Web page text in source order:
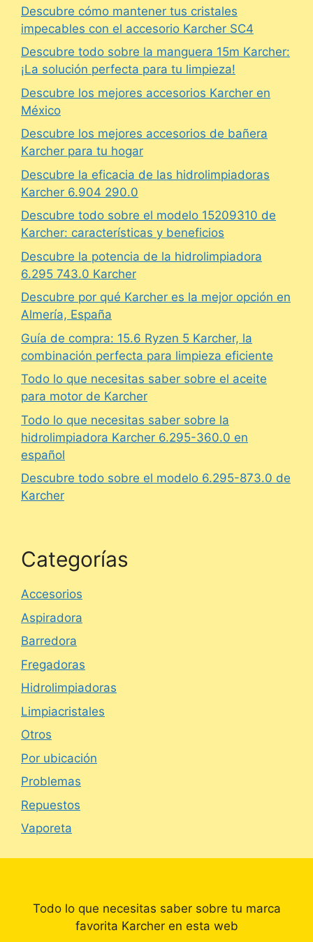
Descubre cómo mantener tus cristales
impecables con el accesorio Karcher SC4
Descubre todo sobre la manguera 15m Karcher:
¡La solución perfecta para tu limpieza!
Descubre los mejores accesorios Karcher en
México
Descubre los mejores accesorios de bañera
Karcher para tu hogar
Descubre la eficacia de las hidrolimpiadoras
Karcher 6.904 290.0
Descubre todo sobre el modelo 15209310 de
Karcher: características y beneficios
Descubre la potencia de la hidrolimpiadora
6.295 743.0 Karcher
Descubre por qué Karcher es la mejor opción en
Almería, España
Guía de compra: 15.6 Ryzen 5 Karcher, la
combinación perfecta para limpieza eficiente
Todo lo que necesitas saber sobre el aceite
para motor de Karcher
Todo lo que necesitas saber sobre la
hidrolimpiadora Karcher 6.295-360.0 en
español
Descubre todo sobre el modelo 6.295-873.0 de
Karcher
Categorías
Accesorios
Aspiradora
Barredora
Fregadoras
Hidrolimpiadoras
Limpiacristales
Otros
Por ubicación
Problemas
Repuestos
Vaporeta
Todo lo que necesitas saber sobre tu marca
favorita Karcher en esta web